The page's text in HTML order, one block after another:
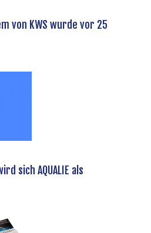
von KWS wurde vor 25
sich AQUALIE als